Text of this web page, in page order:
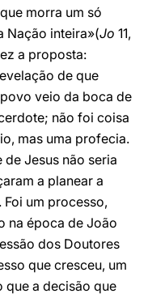
morra um só
Nação inteira»(Jo 11,
a proposta:
de que
veio da boca de
não foi coisa
mas uma profecia.
Jesus não seria
a planear a
Foi um processo,
na época de João
dos Doutores
que cresceu, um
que a decisão que